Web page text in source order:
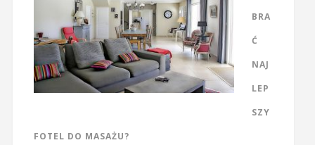
BRA
Ć
NAJ
LEP
SZY
FOTEL DO MASAŻU?